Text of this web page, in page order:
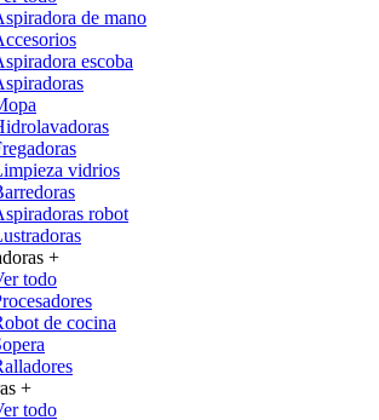
de mano
escoba
vidrios
robot
+
todo
de cocina
+
todo